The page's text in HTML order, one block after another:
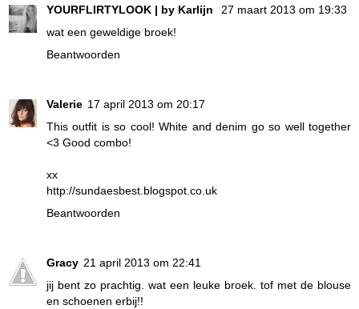
YOURFLIRTYLOOK | by Karlijn
27 maart 2013 om 19:33
wat een geweldige broek!
Beantwoorden
Valerie 17 april 2013 om 20:17
This outfit is so cool! White and denim go so well together
<3 Good combo!
xx
http://sundaesbest.blogspot.co.uk
Beantwoorden
Gracy 21 april 2013 om 22:41
jij bent zo prachtig. wat een leuke broek. tof met de blouse
en schoenen erbij!!